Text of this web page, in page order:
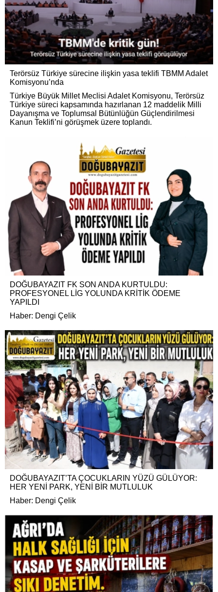
Terörsüz Türkiye sürecine ilişkin yasa teklifi TBMM Adalet
Komisyonu’nda
Türkiye Büyük Millet Meclisi Adalet Komisyonu, Terörsüz
Türkiye süreci kapsamında hazırlanan 12 maddelik Milli
Dayanışma ve Toplumsal Bütünlüğün Güçlendirilmesi
Kanun Teklifi’ni görüşmek üzere toplandı.
DOĞUBAYAZIT FK SON ANDA KURTULDU:
PROFESYONEL LİG YOLUNDA KRİTİK ÖDEME
YAPILDI
Haber: Dengi Çelik
DOĞUBAYAZIT’TA ÇOCUKLARIN YÜZÜ GÜLÜYOR:
HER YENİ PARK, YENİ BİR MUTLULUK
Haber: Dengi Çelik